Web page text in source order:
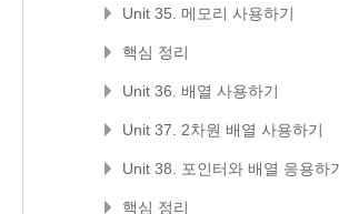
Unit 35. 메모리 사용하기
핵심 정리
Unit 36. 배열 사용하기
Unit 37. 2차원 배열 사용하기
Unit 38. 포인터와 배열 응용하
핵심 정리